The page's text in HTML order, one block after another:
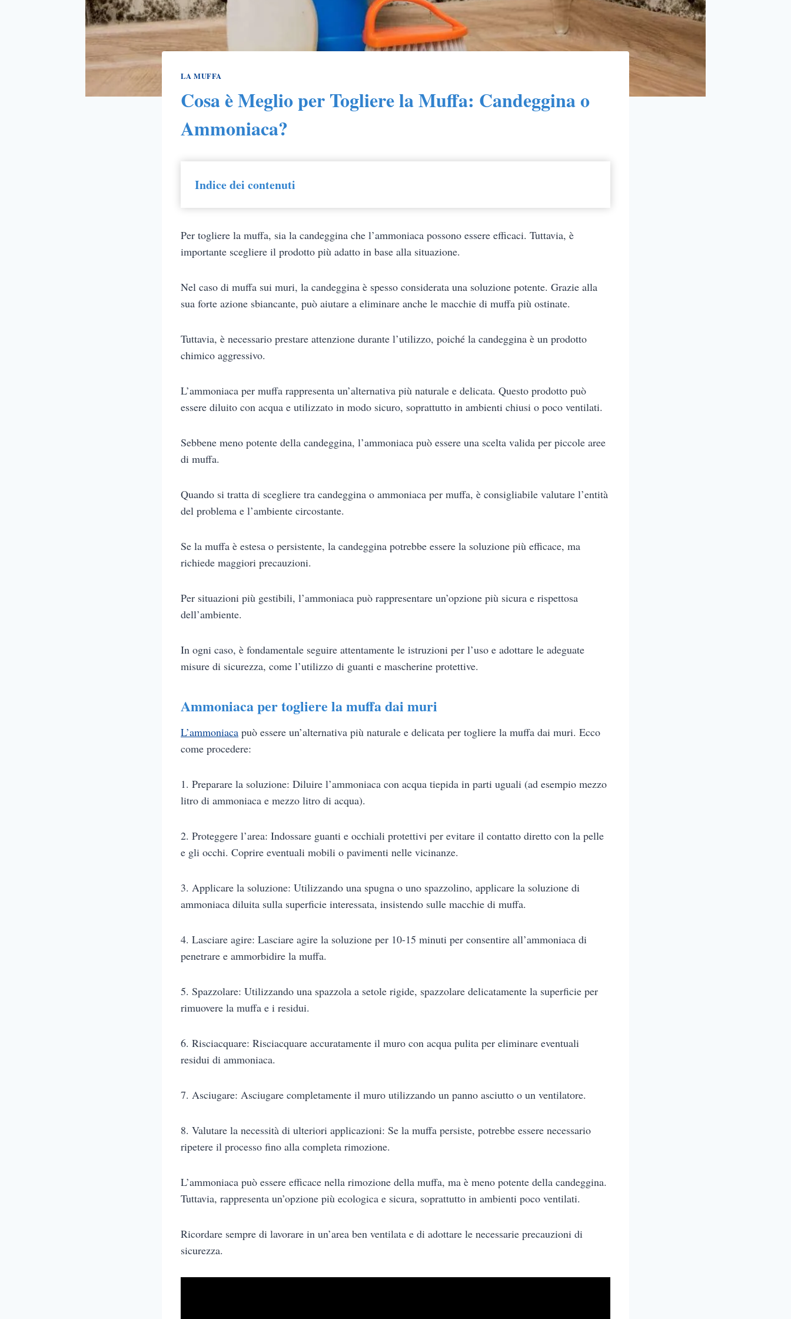
LA MUFFA
Cosa è Meglio per Togliere la Muffa: Candeggina o
Ammoniaca?
Indice dei contenuti
Per togliere la muffa, sia la candeggina che l’ammoniaca possono essere efficaci. Tuttavia, è
importante scegliere il prodotto più adatto in base alla situazione.
Nel caso di muffa sui muri, la candeggina è spesso considerata una soluzione potente. Grazie alla
sua forte azione sbiancante, può aiutare a eliminare anche le macchie di muffa più ostinate.
Tuttavia, è necessario prestare attenzione durante l’utilizzo, poiché la candeggina è un prodotto
chimico aggressivo.
L’ammoniaca per muffa rappresenta un’alternativa più naturale e delicata. Questo prodotto può
essere diluito con acqua e utilizzato in modo sicuro, soprattutto in ambienti chiusi o poco ventilati.
Sebbene meno potente della candeggina, l’ammoniaca può essere una scelta valida per piccole aree
di muffa.
Quando si tratta di scegliere tra candeggina o ammoniaca per muffa, è consigliabile valutare l’entità
del problema e l’ambiente circostante.
Se la muffa è estesa o persistente, la candeggina potrebbe essere la soluzione più efficace, ma
richiede maggiori precauzioni.
Per situazioni più gestibili, l’ammoniaca può rappresentare un’opzione più sicura e rispettosa
dell’ambiente.
In ogni caso, è fondamentale seguire attentamente le istruzioni per l’uso e adottare le adeguate
misure di sicurezza, come l’utilizzo di guanti e mascherine protettive.
Ammoniaca per togliere la muffa dai muri
L’ammoniaca può essere un’alternativa più naturale e delicata per togliere la muffa dai muri. Ecco
come procedere:
1. Preparare la soluzione: Diluire l’ammoniaca con acqua tiepida in parti uguali (ad esempio mezzo
litro di ammoniaca e mezzo litro di acqua).
2. Proteggere l’area: Indossare guanti e occhiali protettivi per evitare il contatto diretto con la pelle
e gli occhi. Coprire eventuali mobili o pavimenti nelle vicinanze.
3. Applicare la soluzione: Utilizzando una spugna o uno spazzolino, applicare la soluzione di
ammoniaca diluita sulla superficie interessata, insistendo sulle macchie di muffa.
4. Lasciare agire: Lasciare agire la soluzione per 10-15 minuti per consentire all’ammoniaca di
penetrare e ammorbidire la muffa.
5. Spazzolare: Utilizzando una spazzola a setole rigide, spazzolare delicatamente la superficie per
rimuovere la muffa e i residui.
6. Risciacquare: Risciacquare accuratamente il muro con acqua pulita per eliminare eventuali
residui di ammoniaca.
7. Asciugare: Asciugare completamente il muro utilizzando un panno asciutto o un ventilatore.
8. Valutare la necessità di ulteriori applicazioni: Se la muffa persiste, potrebbe essere necessario
ripetere il processo fino alla completa rimozione.
L’ammoniaca può essere efficace nella rimozione della muffa, ma è meno potente della candeggina.
Tuttavia, rappresenta un’opzione più ecologica e sicura, soprattutto in ambienti poco ventilati.
Ricordare sempre di lavorare in un’area ben ventilata e di adottare le necessarie precauzioni di
sicurezza.